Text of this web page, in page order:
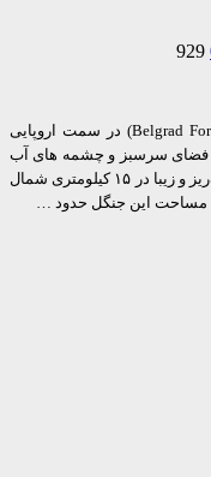
جنگل بلگراد استانبول جنگل بلگراد استانبول (Belgrad Forest) در سمت اروپایی
سرسبز و چشمه های آب
معدنی فراوان قرار دارد. جنگل بلگراد، جنگلی برگ‌ریز و زیبا در ۱۵ کیلومتری شمال
این جنگل حدود …